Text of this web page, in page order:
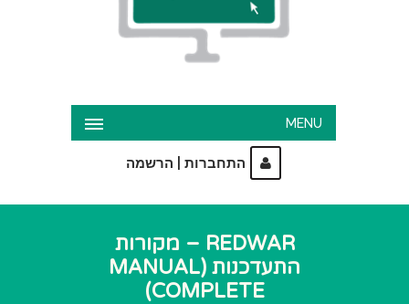
MENU
התחברות הרשמה
REDWAR – מקורות
התעדכנות (MANUAL
COMPLETE)